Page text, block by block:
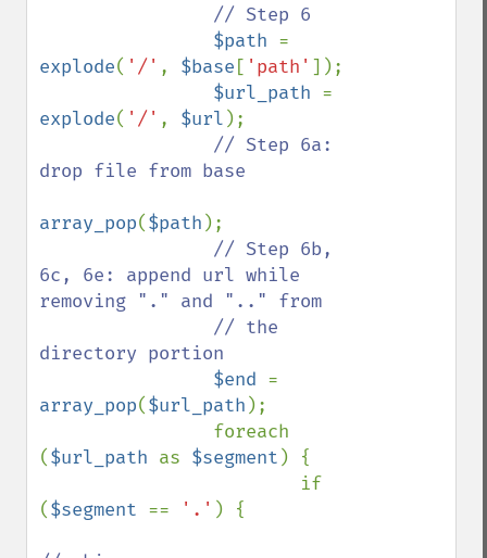
// Step 6
$path
explode( '/' , $base [ 'path' ]);
$url_path
explode( '/' , $url );
// Step 6a:
drop file from base
array_pop($path );
// Step 6b,
6c, 6e: append url while
removing "." and ".." from
directory portion
$end
array_pop($url_path );
($url_path as $segment ) {
($segment == '.' ) {